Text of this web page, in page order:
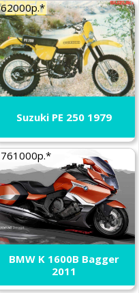
Suzuki PE 250 1979
BMW K 1600B Bagger
2011